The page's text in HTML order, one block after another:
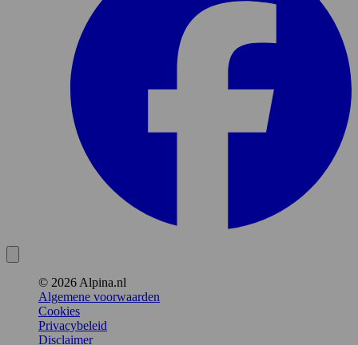
© 2026 Alpina.nl
Algemene voorwaarden
Cookies
Privacybeleid
Disclaimer